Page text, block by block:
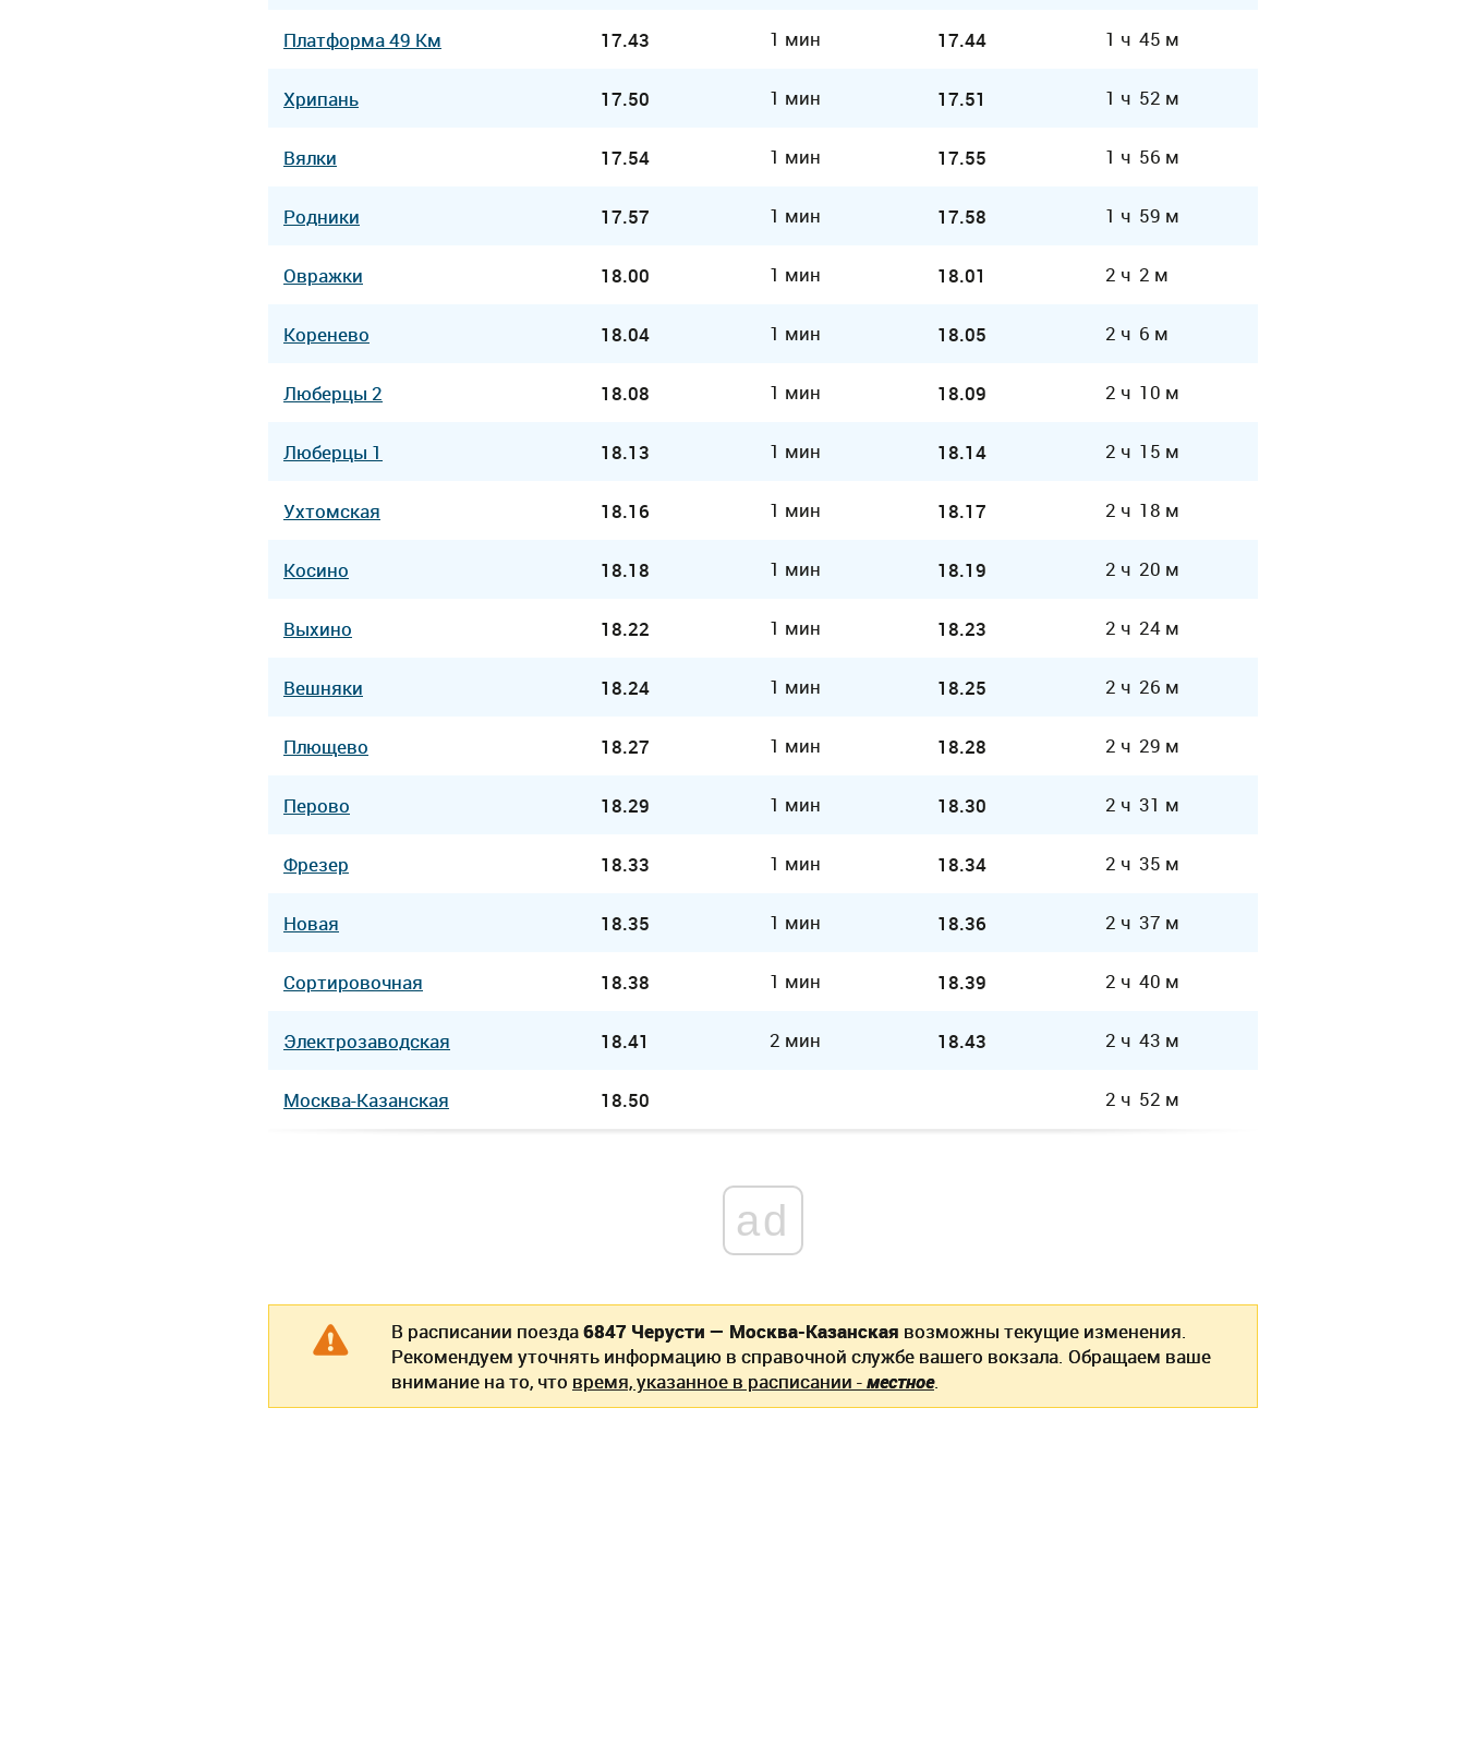
Платформа 49 Км 17.43 1 мин 17.44 1 ч 45 м
Хрипань 17.50 1 мин 17.51 1 ч 52 м
Вялки 17.54 1 мин 17.55 1 ч 56 м
Родники 17.57 1 мин 17.58 1 ч 59 м
Овражки 18.00 1 мин 18.01 2 ч 2 м
Коренево 18.04 1 мин 18.05 2 ч 6 м
Люберцы 2 18.08 1 мин 18.09 2 ч 10 м
Люберцы 1 18.13 1 мин 18.14 2 ч 15 м
Ухтомская 18.16 1 мин 18.17 2 ч 18 м
Косино 18.18 1 мин 18.19 2 ч 20 м
Выхино 18.22 1 мин 18.23 2 ч 24 м
Вешняки 18.24 1 мин 18.25 2 ч 26 м
Плющево 18.27 1 мин 18.28 2 ч 29 м
Перово 18.29 1 мин 18.30 2 ч 31 м
Фрезер 18.33 1 мин 18.34 2 ч 35 м
Новая 18.35 1 мин 18.36 2 ч 37 м
Сортировочная 18.38 1 мин 18.39 2 ч 40 м
Электрозаводская 18.41 2 мин 18.43 2 ч 43 м
Москва-Казанская 18.50 2 ч 52 м
ad
В расписании поезда6847 Черусти — Москва-Казанская возможны текущие изменения.
Рекомендуем уточнять информацию в справочной службе вашего вокзала. Обращаем ваше
внимание на то, что время, указанное в расписании -местное.